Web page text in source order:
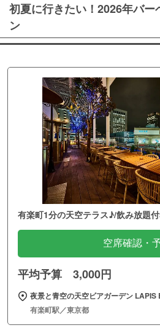
初夏に行きたい！2026年バ
ン
有楽町1分の天空テラス♪/飲み放題
空席確認・
平均予算 3,000円
夜景と青空の天空ビアガーデン LAPIS
有楽町駅／東京都